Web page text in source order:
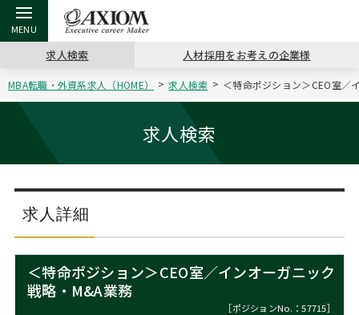
戻る
アクシアムの特長
戻る
コンサ
サービス案内
戻る
キャリ
コンサルタントの紹介
戻る
キャリア支援 TOP
キャリアデザイン講座
（最新求人市場動向）
戻る
MBAの
ステージ別アドバイス
MBAの転職事例
戻る
日本か
戻る
転職ツール TOP
英文レジュメの書き方
戻る
パワー
職務経歴書の書き方
よくある面接Q&A集
戻る
転職コラム TOP
“展”職相談室
転職市場の明日をよめ
転職成功への4つの鍵
戻る
イベント・セミナー TOP
ジョブフェア
キャリアデザインセミナー
キャリアフォーラム
戻る
会社概要 TOP
沿革
主なクライアント
採用情報
求人検索 人材採用をお考えの企業様
MBA転職・外資系求人（HOME） 求人検索 ＜特命ポジション＞CEO室
求人検索
求人詳細
＜特命ポジション＞CEO室／インオーガニック
戦略・M&A業務
［ポジションNo.：57715］